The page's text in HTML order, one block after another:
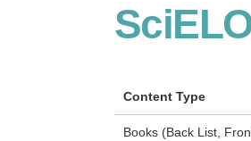
Content Type
Books (Back List,